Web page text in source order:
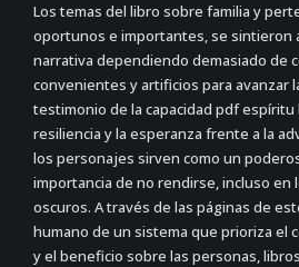
Los temas del libro sobre familia y
oportunos e importantes, se sintieron
narrativa dependiendo demasiado de
convenientes y artificios para avanzar
testimonio de la capacidad pdf espíritu
resiliencia y la esperanza frente a la
los personajes sirven como un
importancia de no rendirse, incluso en
oscuros. A través de las páginas de
humano de un sistema que prioriza el
y el beneficio sobre las personas,